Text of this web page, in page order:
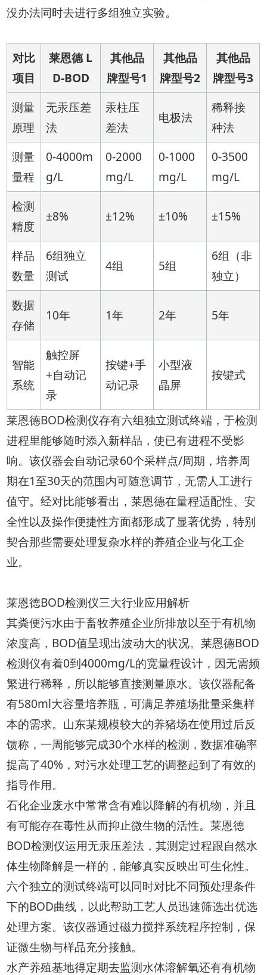
没办法同时去进行多组独立实验。
对比
项目
莱恩德 L
D-BOD
其他品
牌型号1
其他品
牌型号2
其他品
牌型号3
测量
原理
无汞压差
法
汞柱压
差法
电极法
稀释接
种法
测量
量程
0-4000m
g/L
0-2000
mg/L
0-1000
mg/L
0-3500
mg/L
检测
精度
±8% ±12% ±10% ±15%
样品
数量
6组独立
测试
4组 5组
6组（非
独立）
数据
存储
10年 1年 2年 5年
智能
系统
触控屏
+自动记
录
按键+手
动记录
小型液
晶屏
按键式
莱恩德BOD检测仪存有六组独立测试终端，于检测
进程里能够随时添入新样品，使已有进程不受影
响。该仪器会自动记录60个采样点/周期，培养周
期在1至30天的范围内可随意调节，无需人工进行
值守。经对比能够看出，莱恩德在量程适配性、安
全性以及操作便捷性方面都形成了显著优势，特别
契合那些需要处理复杂水样的养殖企业与化工企
业。
莱恩德BOD检测仪三大行业应用解析
其粪便污水由于畜牧养殖企业所排放以至于有机物
浓度高，BOD值呈现出波动大的状况。莱恩德BOD
检测仪有着0到4000mg/L的宽量程设计，因无需频
繁进行稀释，所以能够直接测量原水。该仪器配备
有580ml大容量培养瓶，可满足养殖场批量采集样
本的需求。山东某规模较大的养猪场在使用过后反
馈称，一周能够完成30个水样的检测，数据准确率
提高了40%，对污水处理工艺的调整起到了有效的
指导作用。
石化企业废水中常常含有难以降解的有机物，并且
有可能存在毒性从而抑止微生物的活性。莱恩德
BOD检测仪运用无汞压差法，其测定过程跟自然水
体生物降解是一样的，能够真实反映出可生化性。
六个独立的测试终端可以同时对比不同预处理条件
下的BOD曲线，以此帮助工艺人员迅速筛选出优选
处理方案。该仪器通过磁力搅拌系统程序控制，保
证微生物与样品充分接触。
水产养殖基地得定期去监测水体溶解氧还有有机物